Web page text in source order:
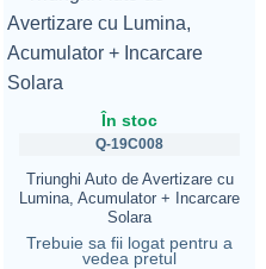
În stoc
Q-19C008
Triunghi Auto de Avertizare cu
Lumina, Acumulator + Incarcare
Solara
Trebuie sa fii logat pentru a
vedea pretul